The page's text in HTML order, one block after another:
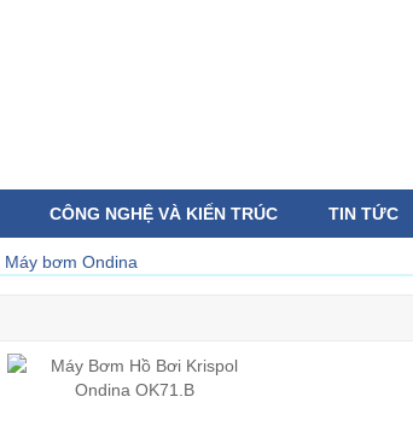
CÔNG NGHỆ VÀ KIẾN TRÚC TIN TỨC
Máy bơm Ondina